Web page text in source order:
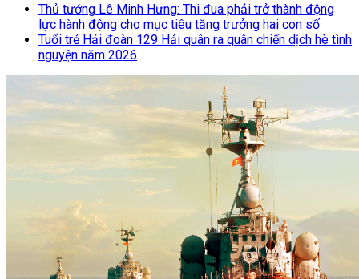
Thủ tướng Lê Minh Hưng: Thi đua phải trở thành động
lực hành động cho mục tiêu tăng trưởng hai con số
Tuổi trẻ Hải đoàn 129 Hải quân ra quân chiến dịch hè tình
nguyện năm 2026